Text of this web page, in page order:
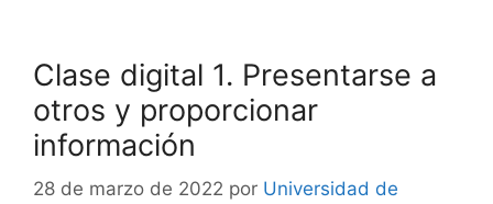
Clase digital 1. Presentarse a
otros y proporcionar
información
28 de marzo de 2022 por Universidad de